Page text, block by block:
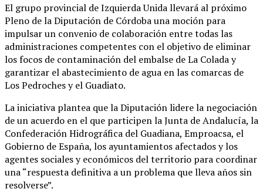
El grupo provincial de Izquierda Unida llevará al próximo
Pleno de la Diputación de Córdoba una moción para
impulsar un convenio de colaboración entre todas las
administraciones competentes con el objetivo de eliminar
los focos de contaminación del embalse de La Colada y
garantizar el abastecimiento de agua en las comarcas de
Los Pedroches y el Guadiato.
La iniciativa plantea que la Diputación lidere la negociación
de un acuerdo en el que participen la Junta de Andalucía, la
Confederación Hidrográfica del Guadiana, Emproacsa, el
Gobierno de España, los ayuntamientos afectados y los
agentes sociales y económicos del territorio para coordinar
una “respuesta definitiva a un problema que lleva años sin
resolverse”.